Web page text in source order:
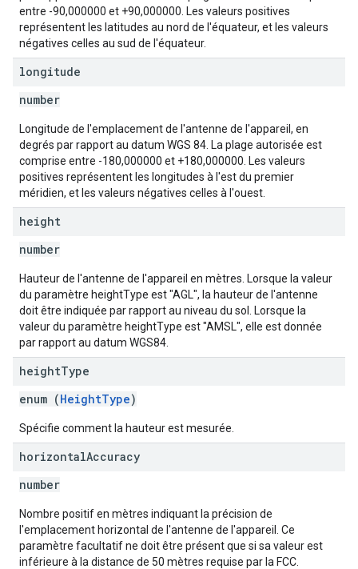
entre -90,000000 et +90,000000. Les valeurs positives
représentent les latitudes au nord de l'équateur, et les valeurs
négatives celles au sud de l'équateur.
longitude
number
Longitude de l'emplacement de l'antenne de l'appareil, en
degrés par rapport au datum WGS 84. La plage autorisée est
comprise entre -180,000000 et +180,000000. Les valeurs
positives représentent les longitudes à l'est du premier
méridien, et les valeurs négatives celles à l'ouest.
height
number
Hauteur de l'antenne de l'appareil en mètres. Lorsque la valeur
du paramètre heightType est "AGL", la hauteur de l'antenne
doit être indiquée par rapport au niveau du sol. Lorsque la
valeur du paramètre heightType est "AMSL", elle est donnée
par rapport au datum WGS84.
heightType
enum (HeightType)
Spécifie comment la hauteur est mesurée.
horizontalAccuracy
number
Nombre positif en mètres indiquant la précision de
l'emplacement horizontal de l'antenne de l'appareil. Ce
paramètre facultatif ne doit être présent que si sa valeur est
inférieure à la distance de 50 mètres requise par la FCC.